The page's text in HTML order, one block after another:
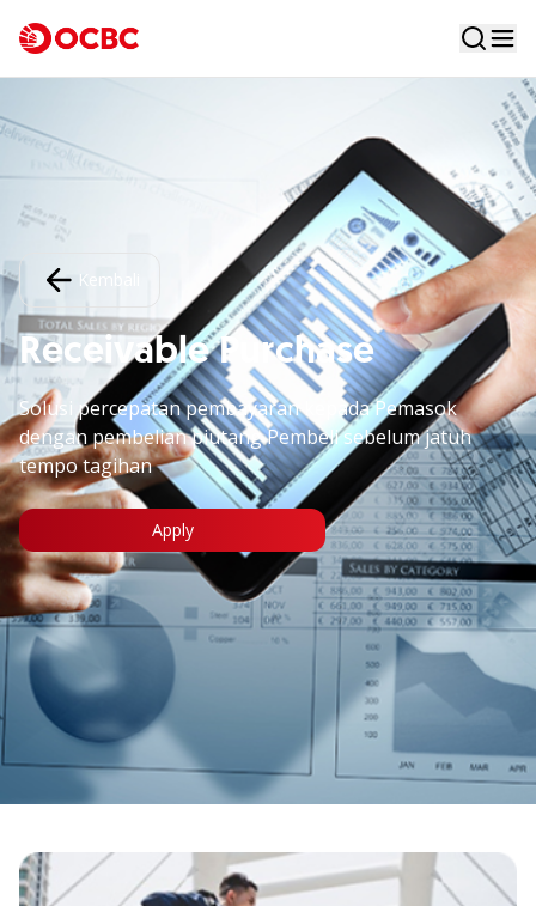
Kembali
Receivable Purchase
Solusi percepatan pembayaran kepada Pemasok
dengan pembelian piutang Pembeli sebelum jatuh
tempo tagihan
Apply